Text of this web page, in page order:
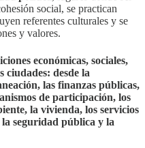
social, se practican
referentes culturales y se
y valores.
económicas, sociales,
ciudades: desde la
las finanzas públicas,
de participación, los
la vivienda, los servicios
seguridad pública y la